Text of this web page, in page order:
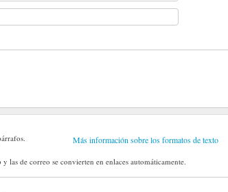
Más información sobre los formatos de texto
las de correo se convierten en enlaces automáticamente.